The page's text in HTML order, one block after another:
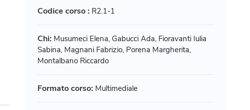
Codice corso : R2.1-1
Chi: Musumeci Elena, Gabucci Ada, Fioravanti Iulia
Sabina, Magnani Fabrizio, Porena Margherita,
Montalbano Riccardo
Formato corso: Multimediale